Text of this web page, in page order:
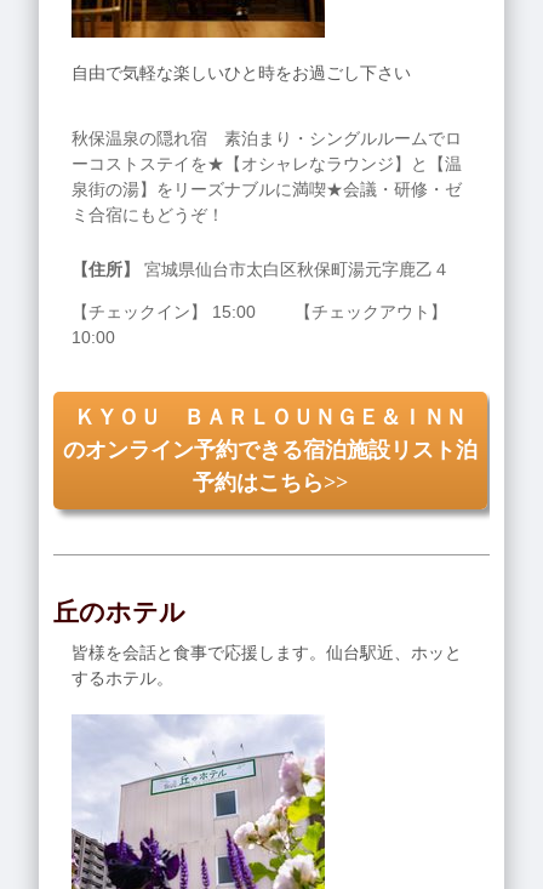
自由で気軽な楽しいひと時をお過ごし下さい
秋保温泉の隠れ宿 素泊まり・シングルルームでロ
ーコストステイを★【オシャレなラウンジ】と【温
泉街の湯】をリーズナブルに満喫★会議・研修・ゼ
ミ合宿にもどうぞ！
【住所】 宮城県仙台市太白区秋保町湯元字鹿乙４
【チェックイン】 15:00 【チェックアウト】
10:00
ＫＹＯＵ ＢＡＲＬＯＵＮＧＥ＆ＩＮＮ
のオンライン予約できる宿泊施設リスト泊
予約はこちら>>
丘のホテル
皆様を会話と食事で応援します。仙台駅近、ホッと
するホテル。